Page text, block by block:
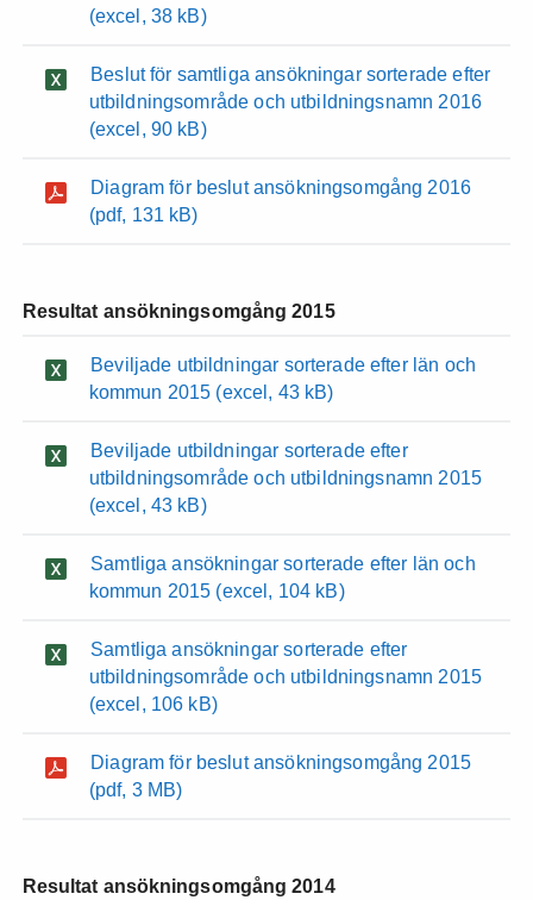
(excel, 38 kB)
Beslut för samtliga ansökningar sorterade efter
utbildningsområde och utbildningsnamn 2016
(excel, 90 kB)
Diagram för beslut ansökningsomgång 2016
(pdf, 131 kB)
Resultat ansökningsomgång 2015
Beviljade utbildningar sorterade efter län och
kommun 2015 (excel, 43 kB)
Beviljade utbildningar sorterade efter
utbildningsområde och utbildningsnamn 2015
(excel, 43 kB)
Samtliga ansökningar sorterade efter län och
kommun 2015 (excel, 104 kB)
Samtliga ansökningar sorterade efter
utbildningsområde och utbildningsnamn 2015
(excel, 106 kB)
Diagram för beslut ansökningsomgång 2015
(pdf, 3 MB)
Resultat ansökningsomgång 2014